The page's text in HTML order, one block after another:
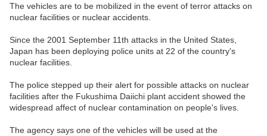
The vehicles are to be mobilized in the event of terror attacks on
nuclear facilities or nuclear accidents.
Since the 2001 September 11th attacks in the United States,
Japan has been deploying police units at 22 of the country's
nuclear facilities.
The police stepped up their alert for possible attacks on nuclear
facilities after the Fukushima Daiichi plant accident showed the
widespread affect of nuclear contamination on people's lives.
The agency says one of the vehicles will be used at the